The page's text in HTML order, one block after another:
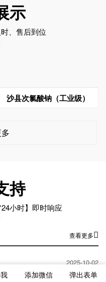
示
、售后到位
沙县次氯酸钠（工业级）
持
小时】即时响应
查看更多
2025-10-02
添加微信 弹出表单